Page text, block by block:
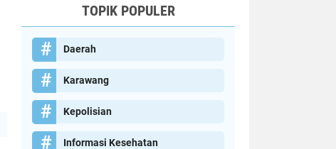
TOPIK POPULER
Daerah
Karawang
Kepolisian
Informasi Kesehatan